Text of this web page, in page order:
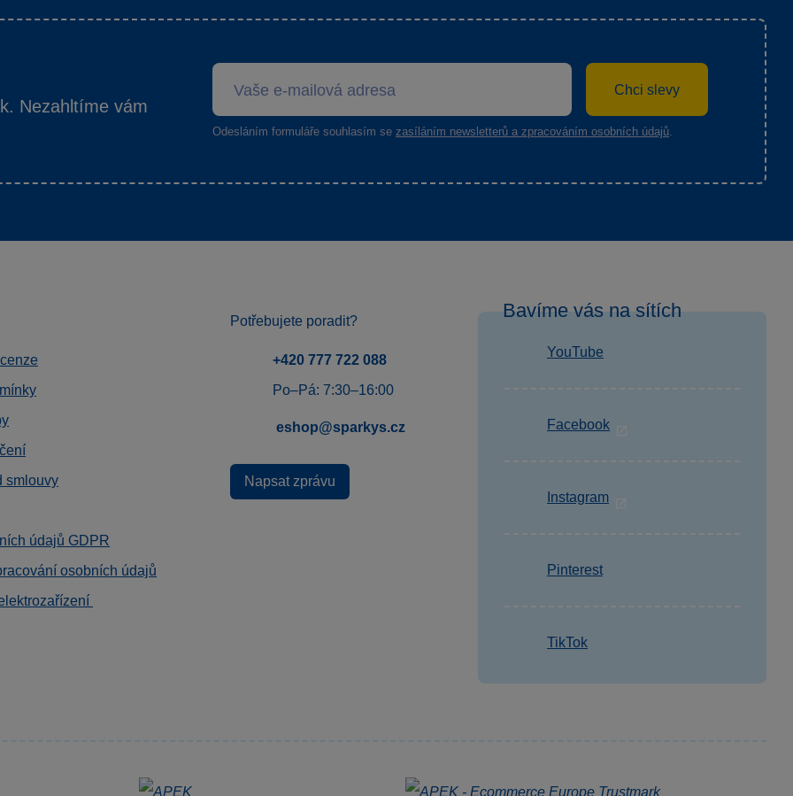
Nezahltíme vám
Chci slevy
Odesláním formuláře souhlasím se zasíláním newsletterů a zpracováním osobních údajů
smlouvy
údajů GDPR
osobních údajů
Potřebujete poradit?
+420 777 722 088
Po–Pá: 7:30–16:00
eshop@sparkys.cz
Napsat zprávu
Bavíme vás na sítích
YouTube
Facebook
Instagram
Pinterest
TikTok